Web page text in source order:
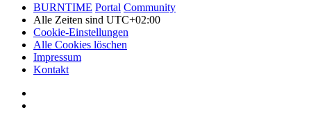
BURNTIME Portal Community
Alle Zeiten sind UTC+02:00
Cookie-Einstellungen
Alle Cookies löschen
Impressum
Kontakt